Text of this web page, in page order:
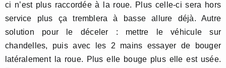
ci n’est plus raccordée à la roue. Plus celle-ci sera hors
service plus ça tremblera à basse allure déjà. Autre
solution pour le déceler : mettre le véhicule sur
chandelles, puis avec les 2 mains essayer de bouger
latéralement la roue. Plus elle bouge plus elle est usée.